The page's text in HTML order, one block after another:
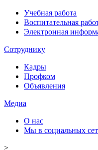
Учебная работа
Воспитательная
Электронная
Сотруднику
Кадры
Профком
Объявления
Медиа
О нас
Мы в социальных
>